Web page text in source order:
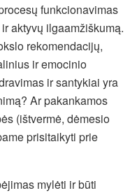
funkcionavimas
aktyvų ilgaamžiškumą.
rekomendacijų,
ir emocinio
ir santykiai yra
Ar pakankamos
(ištvermė, dėmesio
prisitaikyti prie
mylėti ir būti